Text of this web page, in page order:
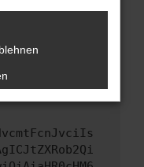
Schritte versucht
werden
Du kannst
bei der